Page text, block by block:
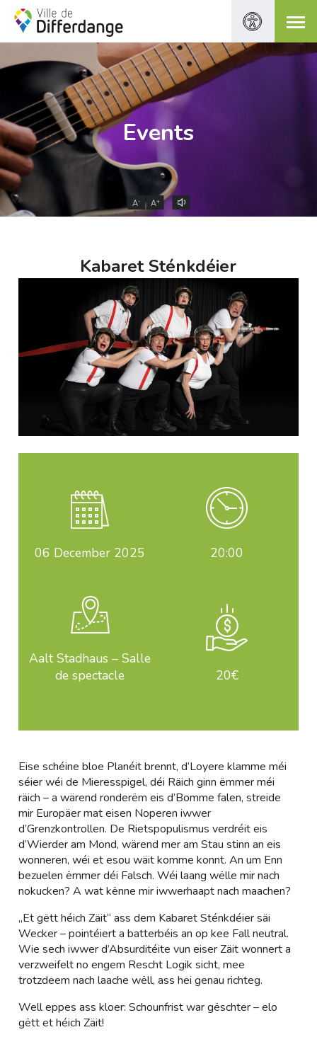
Events
A- A+
Kabaret Sténkdéier
06 December 2025 20:00
Aalt Stadhaus – Salle
de spectacle
20€
Eise schéine bloe Planéit brennt, d’Loyere klamme méi
séier wéi de Mieresspigel, déi Räich ginn ëmmer méi
räich – a wärend ronderëm eis d’Bomme falen, streide
mir Europäer mat eisen Noperen iwwer
d’Grenzkontrollen. De Rietspopulismus verdréit eis
d’Wierder am Mond, wärend mer am Stau stinn an eis
wonneren, wéi et esou wäit komme konnt. An um Enn
bezuelen ëmmer déi Falsch. Wéi laang wëlle mir nach
nokucken? A wat kënne mir iwwerhaapt nach maachen?
„Et gëtt héich Zäit“ ass dem Kabaret Sténkdéier säi
Wecker – pointéiert a batterbéis an op kee Fall neutral.
Wie sech iwwer d’Absurditéite vun eiser Zäit wonnert a
verzweifelt no engem Rescht Logik sicht, mee
trotzdeem nach laache wëll, ass hei genau richteg.
Well eppes ass kloer: Schounfrist war gëschter – elo
gëtt et héich Zäit!